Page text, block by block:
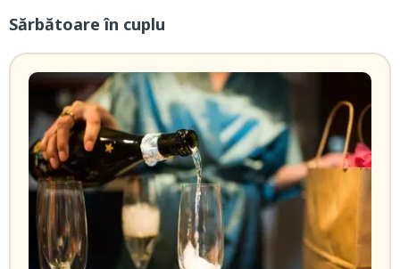
Sărbătoare în cuplu